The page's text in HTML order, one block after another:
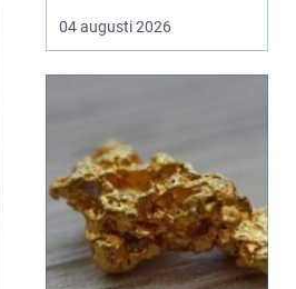
smycken, mynt och
andra föremål tas
04 augusti 2026